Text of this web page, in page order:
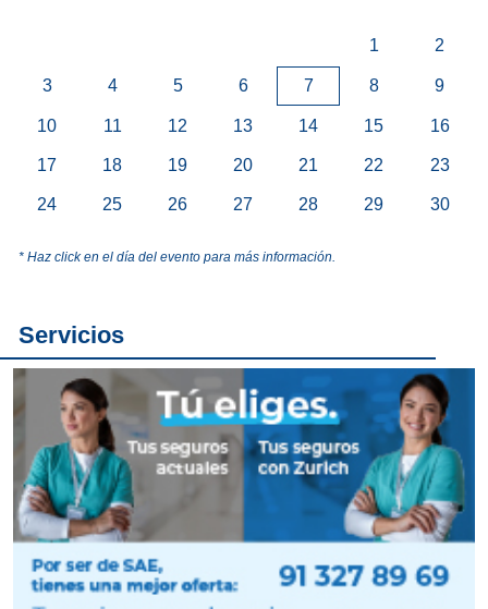
1 2
3 4 5 6 7 8 9
10 11 12 13 14 15 16
17 18 19 20 21 22 23
24 25 26 27 28 29 30
* Haz click en el día del evento para más información.
Servicios